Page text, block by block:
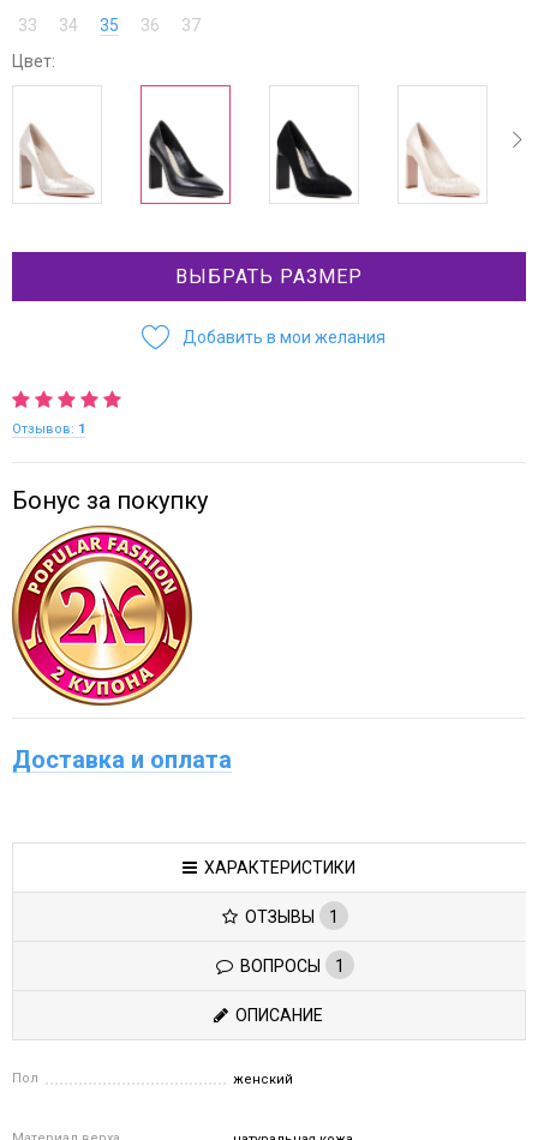
33
34 35 36
37
Цвет:
ВЫБРАТЬ РАЗМЕР
Добавить в мои желания
Отзывов: 1
Бонус за покупку
Доставка и оплата
ХАРАКТЕРИСТИКИ
ОТЗЫВЫ 1
ВОПРОСЫ 1
ОПИСАНИЕ
Пол женский